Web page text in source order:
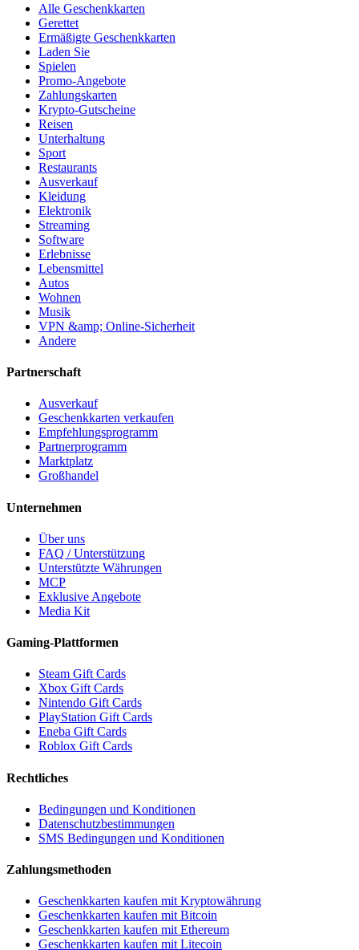
Alle Geschenkkarten
Gerettet
Ermäßigte Geschenkkarten
Laden Sie
Spielen
Promo-Angebote
Zahlungskarten
Krypto-Gutscheine
Reisen
Unterhaltung
Sport
Restaurants
Ausverkauf
Kleidung
Elektronik
Streaming
Software
Erlebnisse
Lebensmittel
Autos
Wohnen
Musik
VPN &amp; Online-Sicherheit
Andere
Partnerschaft
Ausverkauf
Geschenkkarten verkaufen
Empfehlungsprogramm
Partnerprogramm
Marktplatz
Großhandel
Unternehmen
Über uns
FAQ / Unterstützung
Unterstützte Währungen
MCP
Exklusive Angebote
Media Kit
Gaming-Plattformen
Steam Gift Cards
Xbox Gift Cards
Nintendo Gift Cards
PlayStation Gift Cards
Eneba Gift Cards
Roblox Gift Cards
Rechtliches
Bedingungen und Konditionen
Datenschutzbestimmungen
SMS Bedingungen und Konditionen
Zahlungsmethoden
Geschenkkarten kaufen mit Kryptowährung
Geschenkkarten kaufen mit Bitcoin
Geschenkkarten kaufen mit Ethereum
Geschenkkarten kaufen mit Litecoin